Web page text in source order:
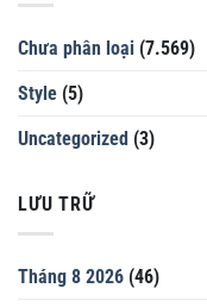
Chưa phân loại (7.569)
Style (5)
Uncategorized (3)
LƯU TRỮ
Tháng 8 2026 (46)